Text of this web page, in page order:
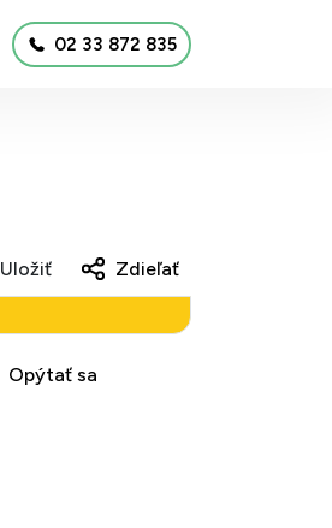
02 33 872 835
Uložiť Zdieľať
Opýtať sa